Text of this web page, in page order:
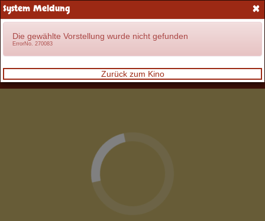
Anmelden
×
System Meldung
Die gewählte Vorstellung wurde nicht gefunden
ErrorNo. 270083
Zurück zum Kino